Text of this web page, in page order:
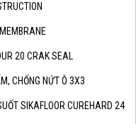
20 CRAK SEAL
CHỐNG NỨT Ô 3X3
SIKAFLOOR CUREHARD 24